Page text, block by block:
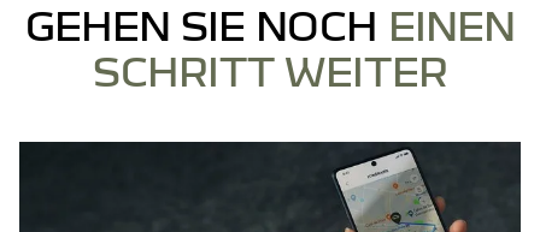
GEHEN SIE NOCH EINEN
SCHRITT WEITER